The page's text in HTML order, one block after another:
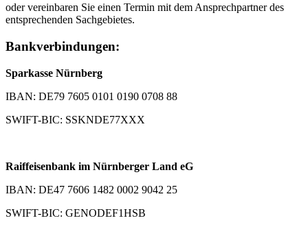
oder vereinbaren Sie einen Termin mit dem Ansprechpartner des
entsprechenden Sachgebietes.
Bankverbindungen:
Sparkasse Nürnberg
IBAN: DE79 7605 0101 0190 0708 88
SWIFT-BIC: SSKNDE77XXX
Raiffeisenbank im Nürnberger Land eG
IBAN: DE47 7606 1482 0002 9042 25
SWIFT-BIC: GENODEF1HSB